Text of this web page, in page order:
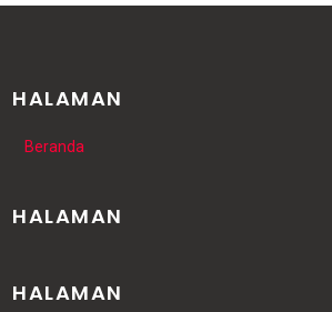
HALAMAN
Beranda
HALAMAN
HALAMAN